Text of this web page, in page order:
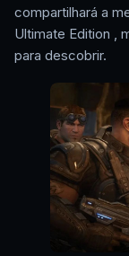
compartilhará a
Ultimate Edition ,
para descobrir.